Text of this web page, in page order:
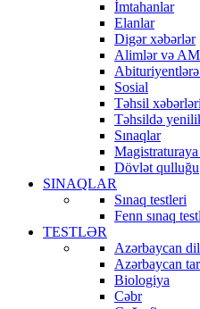
İmtahanlar
Elanlar
Digər xəbərlər
Alimlər və
Sosial
Təhsil xəbərləri
Təhsildə
Sınaqlar
Dövlət qulluğu
SINAQLAR
Sınaq testleri
Fenn sınaq
TESTLƏR
Azərbaycan
Azərbaycan
Biologiya
Cəbr